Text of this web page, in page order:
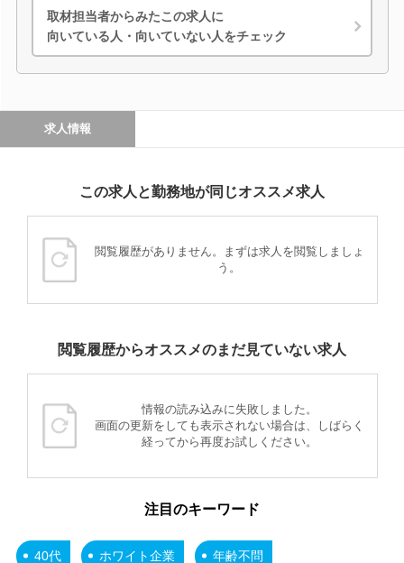
取材担当者からみたこの求人に
向いている人・向いていない人をチェック
求人情報
この求人と勤務地が同じオススメ求人
閲覧履歴がありません。まずは求人を閲覧しましょ
う。
閲覧履歴からオススメのまだ見ていない求人
情報の読み込みに失敗しました。
画面の更新をしても表示されない場合は、しばらく
経ってから再度お試しください。
注目のキーワード
40代 ホワイト企業 年齢不問